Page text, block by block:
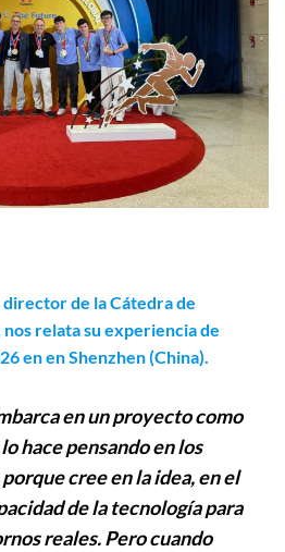
de la Cátedra de
relata su experiencia de
en en Shenzhen (China).
en un proyecto como
hace pensando en los
cree en la idea, en el
de la tecnología para
reales. Pero cuando